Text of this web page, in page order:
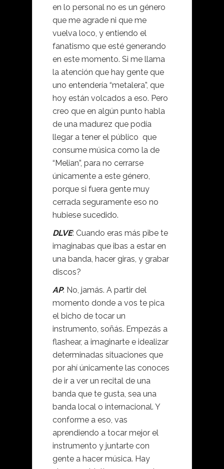
en lo personal no es un género
que me agrade ni que me
vuelva loco, y entiendo el
fanatismo que esté generando
en este momento. Si me llama
la atención que hay gente que
uno entendería “metalera”, que
hoy están volcados a eso. Pero
creo que en algún punto habla
de una madurez que podía
llegar a tener el público que
consume música como la de
“Melian”, para no cerrarse
únicamente a este género,
porque si fuera gente muy
cerrada seguramente eso no
hubiese sucedido.
DLVE: Cuando eras más pibe te
imaginabas que ibas a estar en
una banda, hacer giras, y grabar
discos?
AP: No, jamás. A partir del
momento donde a vos te pica
el bicho de tocar un
instrumento, soñás. Empezás a
flashear, a imaginarte e idealizar
determinadas situaciones que
por ahí únicamente las conoces
de ir a ver un recital de una
banda que te gusta, sea una
banda local o internacional. Y
conforme a eso, vas
aprendiendo a tocar mejor el
instrumento y juntarte con
gente a hacer música. Hay